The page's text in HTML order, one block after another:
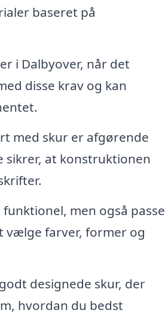
baseret på
i Dalbyover, når det
disse krav og kan
med skur er afgørende
at konstruktionen
men også passe
vælge farver, former og
designede skur, der
hvordan du bedst